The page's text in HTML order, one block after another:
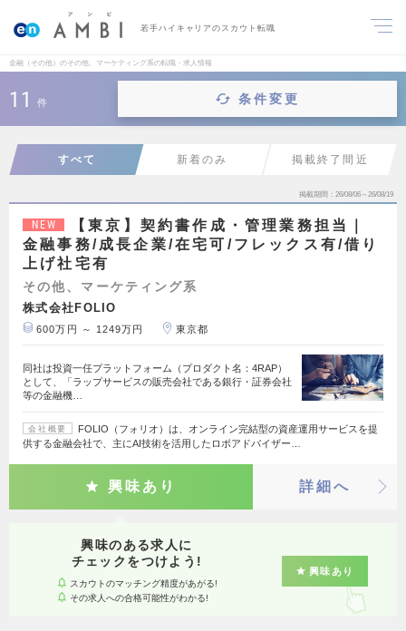
若手ハイキャリアのスカウト転職
金融（その他）のその他、マーケティング系の転職・求人情報
11 件 条件変更
すべて 新着のみ 掲載終了間近
掲載期間 26/08/06～26/08/19
NEW
【東京】契約書作成・管理業務担当｜
金融事務/成長企業/在宅可/フレックス有/借り
上げ社宅有
その他、マーケティング系
株式会社FOLIO
600万円 ～ 1249万円 東京都
同社は投資一任プラットフォーム（プロダクト名：4RAP）
として、「ラップサービスの販売会社である銀行・証券会社
等の金融機…
会社概要
FOLIO（フォリオ）は、オンライン完結型の資産運用サービスを提
供する金融会社で、主にAI技術を活用したロボアドバイザー…
興味あり 詳細へ
興味のある求人に
チェックをつけよう!
スカウトのマッチング精度があがる!
その求人への合格可能性がわかる!
興味あり